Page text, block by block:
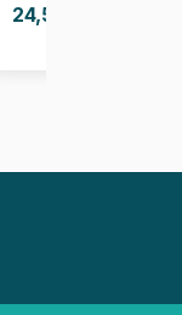
24,50€